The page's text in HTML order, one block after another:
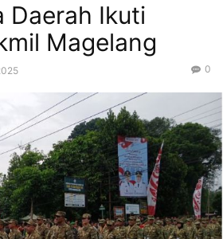
Daerah Ikuti
Magelang
0